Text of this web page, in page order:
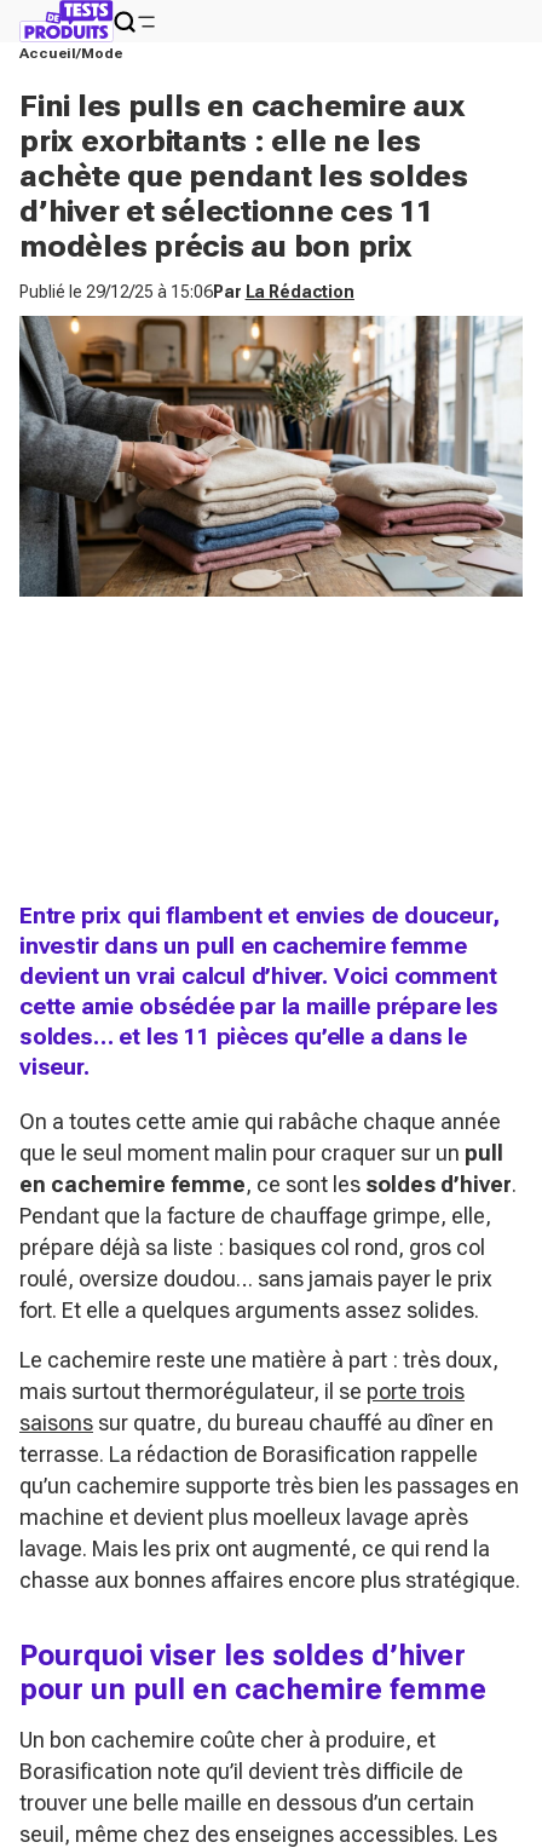
Accueil Mode
Fini les pulls en cachemire aux
prix exorbitants : elle ne les
achète que pendant les soldes
d’hiver et sélectionne ces 11
modèles précis au bon prix
Publié le 29/12/25 à 15:06Par La Rédaction
Entre prix qui flambent et envies de douceur,
investir dans un pull en cachemire femme
devient un vrai calcul d’hiver. Voici comment
cette amie obsédée par la maille prépare les
soldes… et les 11 pièces qu’elle a dans le
viseur.
On a toutes cette amie qui rabâche chaque année
que le seul moment malin pour craquer sur un pull
en cachemire femme, ce sont les soldes d’hiver.
Pendant que la facture de chauffage grimpe, elle,
prépare déjà sa liste : basiques col rond, gros col
roulé, oversize doudou… sans jamais payer le prix
fort. Et elle a quelques arguments assez solides.
Le cachemire reste une matière à part : très doux,
mais surtout thermorégulateur, il se porte trois
saisons sur quatre, du bureau chauffé au dîner en
terrasse. La rédaction de Borasification rappelle
qu’un cachemire supporte très bien les passages en
machine et devient plus moelleux lavage après
lavage. Mais les prix ont augmenté, ce qui rend la
chasse aux bonnes affaires encore plus stratégique.
Pourquoi viser les soldes d’hiver
pour un pull en cachemire femme
Un bon cachemire coûte cher à produire, et
Borasification note qu’il devient très difficile de
trouver une belle maille en dessous d’un certain
seuil, même chez des enseignes accessibles. Les